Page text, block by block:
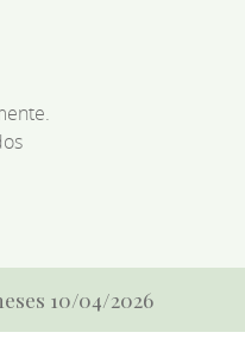
10/04/2026